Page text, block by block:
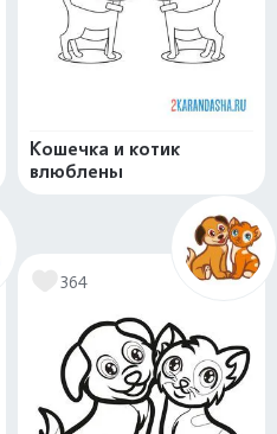
Кошечка и котик
влюблены
364